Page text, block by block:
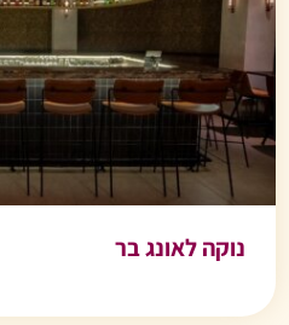
נוקה לאונג בר